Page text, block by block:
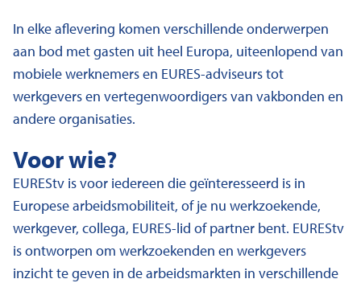
In elke aflevering komen verschillende onderwerpen
aan bod met gasten uit heel Europa, uiteenlopend van
mobiele werknemers en EURES-adviseurs tot
werkgevers en vertegenwoordigers van vakbonden en
andere organisaties.
Voor wie?
EUREStv is voor iedereen die geïnteresseerd is in
Europese arbeidsmobiliteit, of je nu werkzoekende,
werkgever, collega, EURES-lid of partner bent. EUREStv
is ontworpen om werkzoekenden en werkgevers
inzicht te geven in de arbeidsmarkten in verschillende